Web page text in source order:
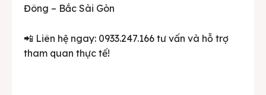
Đông – Bắc Sài Gòn
📲 Liên hệ ngay: 0933.247.166 tư vấn và hỗ trợ
tham quan thực tế!